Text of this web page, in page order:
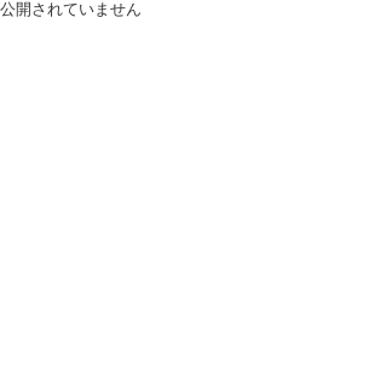
公開されていません